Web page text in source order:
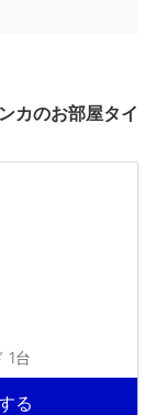
カのお部屋タイ
1台
る